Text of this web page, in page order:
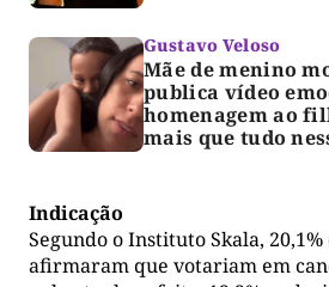
Gustavo Veloso
Mãe de menino
publica vídeo
homenagem ao
mais que tudo
Indicação
Segundo o Instituto Skala,
afirmaram que votariam em